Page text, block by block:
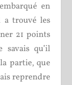
en
trouvé les
21 points
savais qu’il
partie, que
reprendre